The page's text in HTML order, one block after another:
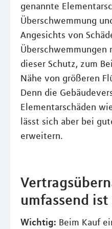
genannte
Überschwemmung
Angesichts von
Überschwemmungen
dieser Schutz, zum
Nähe von größeren
Denn die
Elementarschäden
lässt sich aber bei
erweitern.
umfassend
Wichtig: Beim Kauf